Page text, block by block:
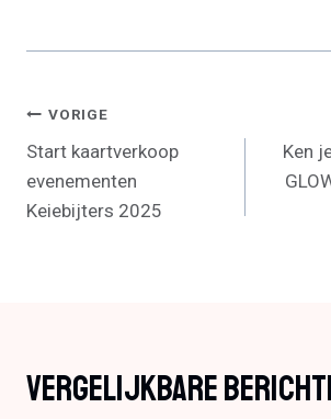
Bericht
Navigatie
VORIGE
Start kaartverkoop
evenementen
Keiebijters 2025
Ken
Vergelijkbare